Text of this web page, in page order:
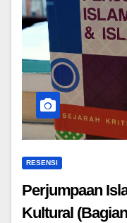
RESENSI
Perjumpaan
Kultural